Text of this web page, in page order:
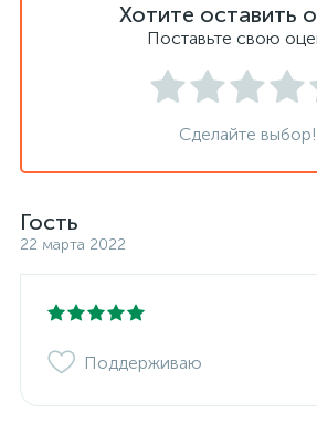
Хотите оставить
Поставьте свою
Сделайте выбор!
Гость
22 марта 2022
Поддерживаю